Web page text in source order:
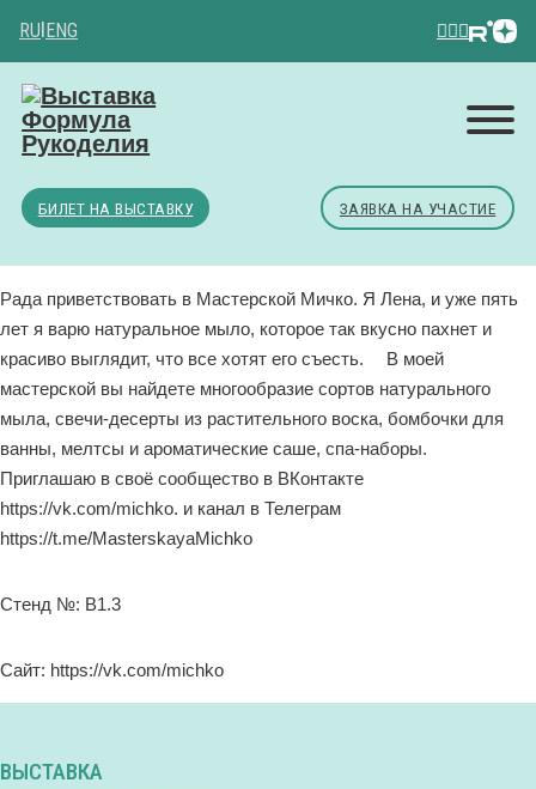
RU ENG
БИЛЕТ НА ВЫСТАВКУ ЗАЯВКА НА УЧАСТИЕ
Рада приветствовать в Мастерской Мичко. Я Лена, и уже пять
лет я варю натуральное мыло, которое так вкусно пахнет и
красиво выглядит, что все хотят его съесть. ⠀ В моей
мастерской вы найдете многообразие сортов натурального
мыла, свечи-десерты из растительного воска, бомбочки для
ванны, мелтсы и ароматические саше, спа-наборы. ⠀
Приглашаю в своё сообщество в ВКонтакте
https://vk.com/michko. и канал в Телеграм
https://t.me/MasterskayaMichko
Стенд №: B1.3
Сайт: https://vk.com/michko
ВЫСТАВКА